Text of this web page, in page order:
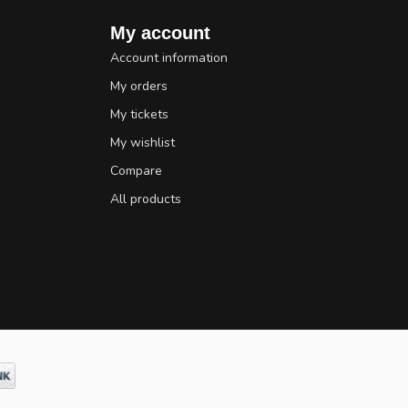
My account
Account information
My orders
My tickets
My wishlist
Compare
All products